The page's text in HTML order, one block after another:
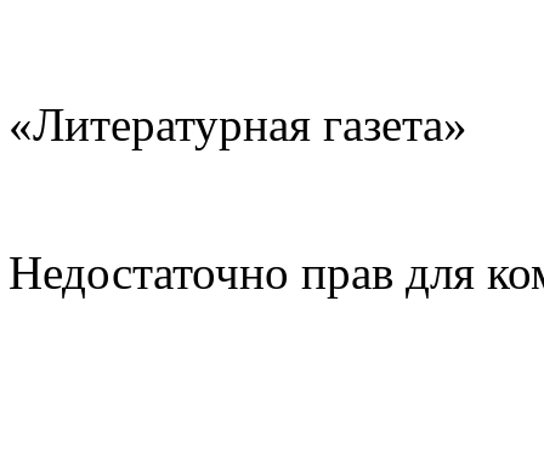
«Литературная газета»
Недостаточно прав для